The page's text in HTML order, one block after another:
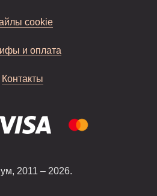
cookie
и оплата
Контакты
2011 – 2026.